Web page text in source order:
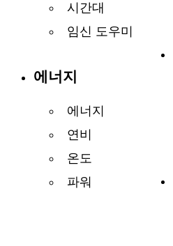
시간대
임신 도우미
에너지
에너지
연비
온도
파워